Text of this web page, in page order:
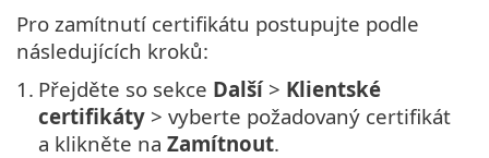
Pro zamítnutí certifikátu postupujte podle
následujících kroků:
1. Přejděte so sekce Další> Klientské
certifikáty > vyberte požadovaný certifikát
a klikněte na Zamítnout.